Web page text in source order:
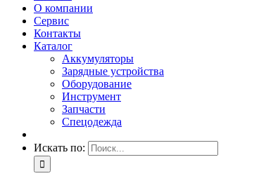
О компании
Сервис
Контакты
Каталог
Аккумуляторы
Зарядные устройства
Оборудование
Инструмент
Запчасти
Спецодежда
Искать по: